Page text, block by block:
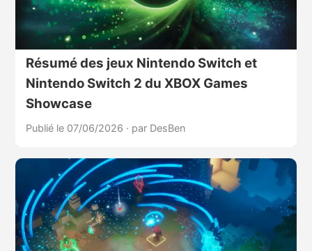
Résumé des jeux Nintendo Switch et
Nintendo Switch 2 du XBOX Games
Showcase
Publié le 07/06/2026 · par DesBen